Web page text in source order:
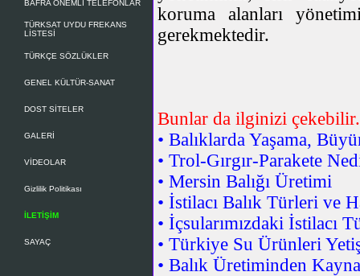
BAFRA ÖNEMLİ TELEFONLAR
TÜRKSAT UYDU FREKANS
LİSTESİ
TÜRKÇE SÖZLÜKLER
GENEL KÜLTÜR-SANAT
DOST SİTELER
GALERİ
VİDEOLAR
Gizlilik Politikası
İLETİŞİM
SAYAÇ
koruma alanları
gerekmektedir.
Bunlar da ilginizi
• Balıklarda Yaşama,
• Trol-Gırgır-Parakete
• Mersin Balığı Üretimi
• İstilacı Balık Türleri ve
• İçsularımızdaki İstilacı
• Türkiye Su Ürünleri
• Balık Üretiminden